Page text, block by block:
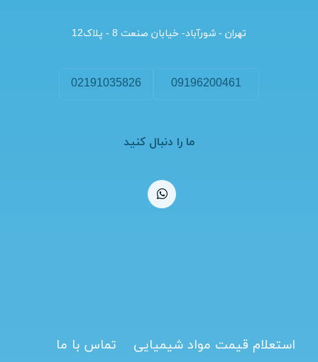
تهران - شورآباد- خیابان صنعت 8 - پلاک12
09196200461
02191035826
ما را دنبال کنید
استعلام قیمت مواد شیمیایی تماس با ما